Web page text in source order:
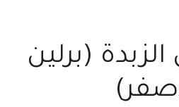
(برلين